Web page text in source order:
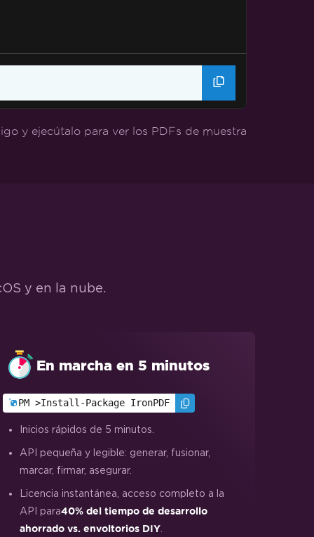
y ejecútalo para ver los PDFs de muestra
y en la nube.
En marcha en 5 minutos
PM >Install-Package IronPDF
Inicios rápidos de 5 minutos.
API pequeña y legible: generar, fusionar,
marcar, firmar, asegurar.
Licencia instantánea, acceso completo a la
API para40% del tiempo de desarrollo
ahorrado vs. envoltorios DIY